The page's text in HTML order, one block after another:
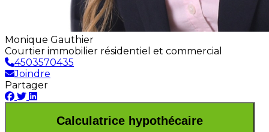
Monique Gauthier
Courtier immobilier résidentiel et commercial
4503570435
Joindre
Partager
Calculatrice hypothécaire